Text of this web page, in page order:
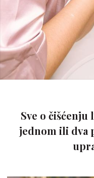
Sve o
jednom ili dva